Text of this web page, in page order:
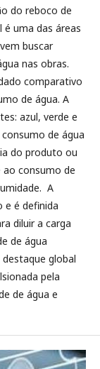
do reboco de
uma das áreas
buscar
nas obras.
comparativo
de água. A
azul, verde e
de água
do produto ou
ao consumo de
A
e é definida
diluir a carga
de água
global
pela
de água e